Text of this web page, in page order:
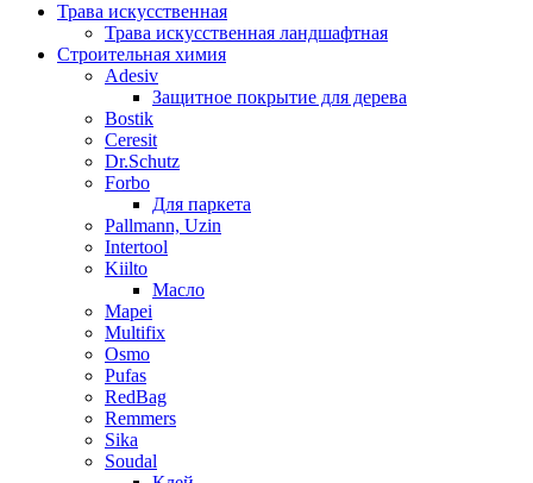
Трава искусственная
Трава искусственная ландшафтная
Строительная химия
Adesiv
Защитное покрытие для дерева
Bostik
Ceresit
Dr.Schutz
Forbo
Для паркета
Pallmann, Uzin
Intertool
Kiilto
Масло
Mapei
Multifix
Osmo
Pufas
RedBag
Remmers
Sika
Soudal